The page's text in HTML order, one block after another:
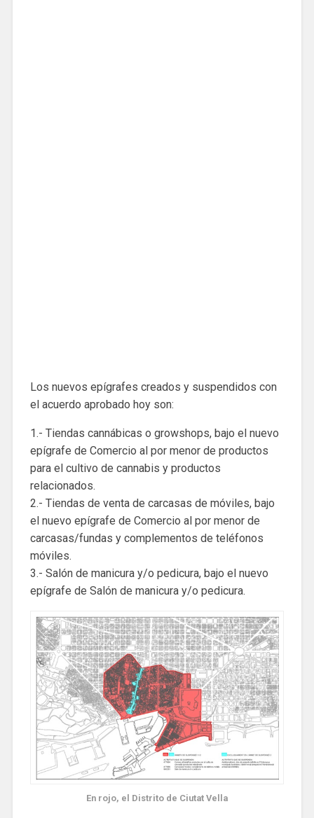
Los nuevos epígrafes creados y suspendidos con
el acuerdo aprobado hoy son:
1.- Tiendas cannábicas o growshops, bajo el nuevo
epígrafe de Comercio al por menor de productos
para el cultivo de cannabis y productos
relacionados.
2.- Tiendas de venta de carcasas de móviles, bajo
el nuevo epígrafe de Comercio al por menor de
carcasas/fundas y complementos de teléfonos
móviles.
3.- Salón de manicura y/o pedicura, bajo el nuevo
epígrafe de Salón de manicura y/o pedicura.
En rojo, el Distrito de Ciutat Vella